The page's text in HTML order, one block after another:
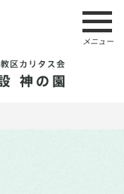
メニュー